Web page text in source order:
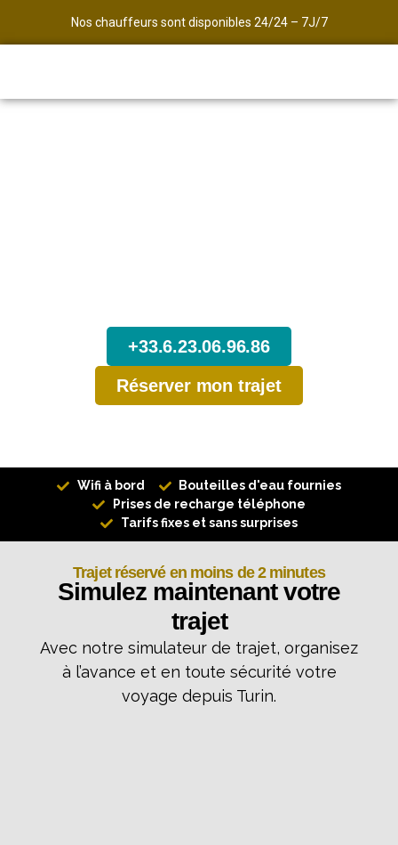
Nos chauffeurs sont disponibles 24/24 – 7J/7
+33.6.23.06.96.86
Réserver mon trajet
Wifi à bord
Bouteilles d'eau fournies
Prises de recharge téléphone
Tarifs fixes et sans surprises
Trajet réservé en moins de 2 minutes
Simulez maintenant votre
trajet
Avec notre simulateur de trajet, organisez
à l’avance et en toute sécurité votre
voyage depuis Turin.